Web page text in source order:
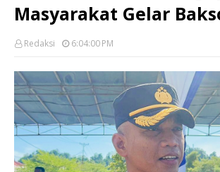
Masyarakat Gelar
Redaksi 6:04:00 PM